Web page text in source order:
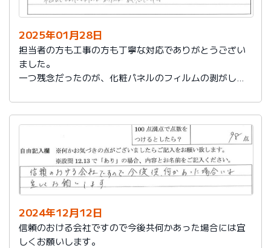
2025年01月28日
担当者の方も工事の方も丁寧な対応でありがとうござい
ました。
一つ残念だったのが、化粧パネルのフィルムの剥がし忘
分たちでパネルを外したり付けたりしました。そこが無
駄な時間と色で悩んでしまった時間があったのが残念で
2024年12月12日
信頼のおける会社ですので今後共何かあった場合には宜
しくお願いします。